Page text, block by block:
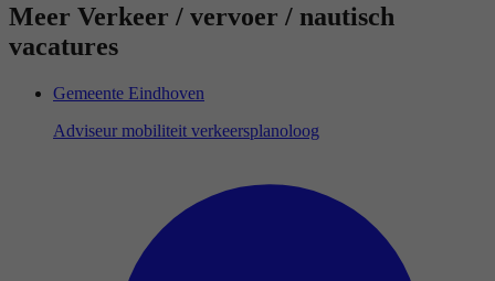
Meer Verkeer / vervoer / nautisch
vacatures
Gemeente Eindhoven
Adviseur mobiliteit verkeersplanoloog